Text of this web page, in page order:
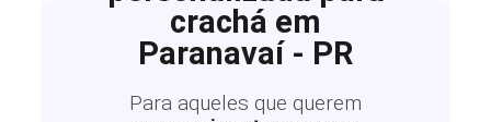
crachá em
Paranavaí - PR
Para aqueles que querem